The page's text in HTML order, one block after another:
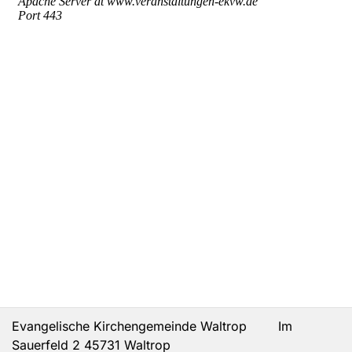
Evangelische Kirchengemeinde Waltrop Im
Sauerfeld 2 45731 Waltrop